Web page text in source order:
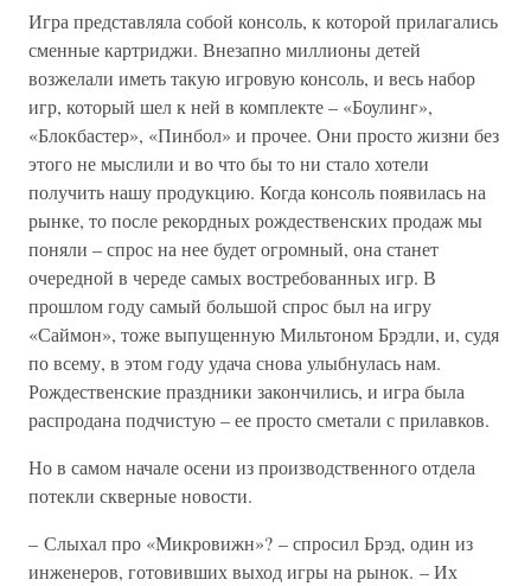
Игра представляла собой консоль, к которой прилагались
сменные картриджи. Внезапно миллионы детей
возжелали иметь такую игровую консоль, и весь набор
игр, который шел к ней в комплекте – «Боулинг»,
«Блокбастер», «Пинбол» и прочее. Они просто жизни без
этого не мыслили и во что бы то ни стало хотели
получить нашу продукцию. Когда консоль появилась на
рынке, то после рекордных рождественских продаж мы
поняли – спрос на нее будет огромный, она станет
очередной в череде самых востребованных игр. В
прошлом году самый большой спрос был на игру
«Саймон», тоже выпущенную Мильтоном Брэдли, и, судя
по всему, в этом году удача снова улыбнулась нам.
Рождественские праздники закончились, и игра была
распродана подчистую – ее просто сметали с прилавков.
Но в самом начале осени из производственного отдела
потекли скверные новости.
– Слыхал про «Микровижн»? – спросил Брэд, один из
инженеров, готовивших выход игры на рынок. – Их